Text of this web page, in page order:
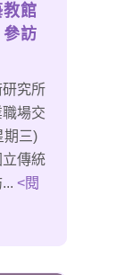
館
訪
究所
場交
期三)
傳統
<閱